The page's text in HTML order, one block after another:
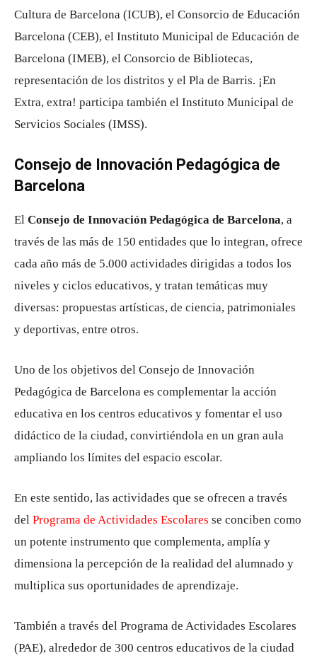
Cultura de Barcelona (ICUB), el Consorcio de Educación
Barcelona (CEB), el Instituto Municipal de Educación de
Barcelona (IMEB), el Consorcio de Bibliotecas,
representación de los distritos y el Pla de Barris. ¡En
Extra, extra! participa también el Instituto Municipal de
Servicios Sociales (IMSS).
Consejo de Innovación Pedagógica de
Barcelona
El Consejo de Innovación Pedagógica de Barcelona, ​​a
través de las más de 150 entidades que lo integran, ofrece
cada año más de 5.000 actividades dirigidas a todos los
niveles y ciclos educativos, y tratan temáticas muy
diversas: propuestas artísticas, de ciencia, patrimoniales
y deportivas, entre otros.
Uno de los objetivos del Consejo de Innovación
Pedagógica de Barcelona es complementar la acción
educativa en los centros educativos y fomentar el uso
didáctico de la ciudad, convirtiéndola en un gran aula
ampliando los límites del espacio escolar.
En este sentido, las actividades que se ofrecen a través
del Programa de Actividades Escolares se conciben como
un potente instrumento que complementa, amplía y
dimensiona la percepción de la realidad del alumnado y
multiplica sus oportunidades de aprendizaje.
También a través del Programa de Actividades Escolares
(PAE), alrededor de 300 centros educativos de la ciudad